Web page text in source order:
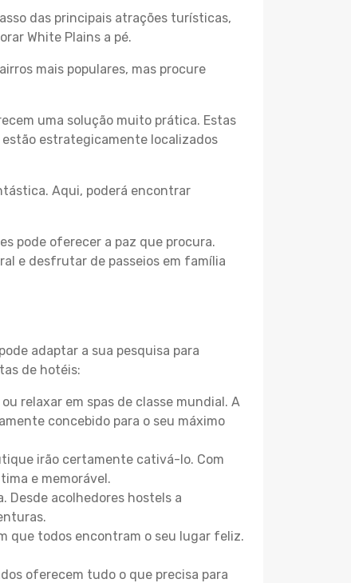
das principais atrações turísticas,
White Plains a pé.
mais populares, mas procure
uma solução muito prática. Estas
estrategicamente localizados
Aqui, poderá encontrar
pode oferecer a paz que procura.
e desfrutar de passeios em família
adaptar a sua pesquisa para
de hotéis:
relaxar em spas de classe mundial. A
concebido para o seu máximo
irão certamente cativá-lo. Com
e memorável.
Desde acolhedores hostels a
que todos encontram o seu lugar feliz.
oferecem tudo o que precisa para